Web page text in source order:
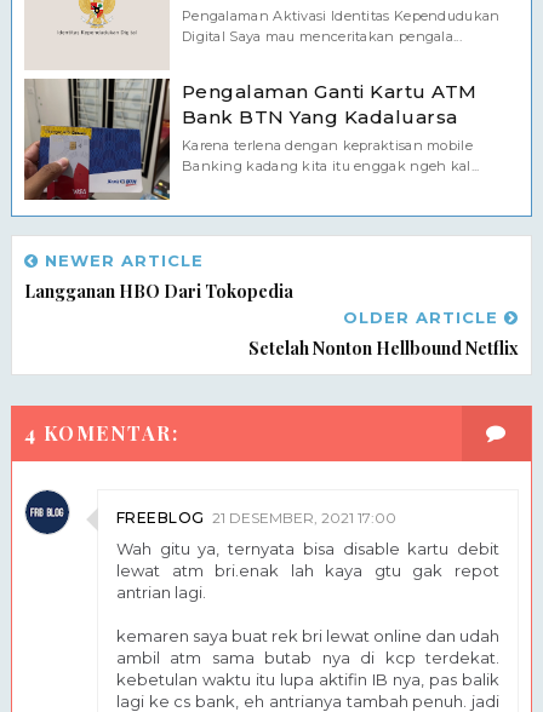
Pengalaman Aktivasi Identitas Kependudukan
Digital Saya mau menceritakan pengala...
Pengalaman Ganti Kartu ATM
Bank BTN Yang Kadaluarsa
Karena terlena dengan kepraktisan mobile
Banking kadang kita itu enggak ngeh kal...
NEWER ARTICLE
Langganan HBO Dari Tokopedia
OLDER ARTICLE
Setelah Nonton Hellbound Netflix
4 KOMENTAR:
FREEBLOG 21 DESEMBER, 2021 17:00
Wah gitu ya, ternyata bisa disable kartu debit
lewat atm bri.enak lah kaya gtu gak repot
antrian lagi.
kemaren saya buat rek bri lewat online dan udah
ambil atm sama butab nya di kcp terdekat.
kebetulan waktu itu lupa aktifin IB nya, pas balik
lagi ke cs bank, eh antrianya tambah penuh. jadi